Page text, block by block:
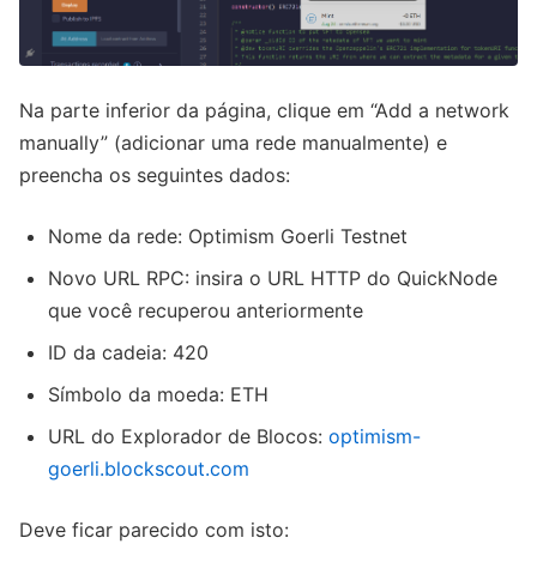
Na parte inferior da página, clique em “Add a network
manually” (adicionar uma rede manualmente) e
preencha os seguintes dados:
Nome da rede: Optimism Goerli Testnet
Novo URL RPC: insira o URL HTTP do QuickNode
que você recuperou anteriormente
ID da cadeia: 420
Símbolo da moeda: ETH
URL do Explorador de Blocos: optimism-
goerli.blockscout.com
Deve ficar parecido com isto: